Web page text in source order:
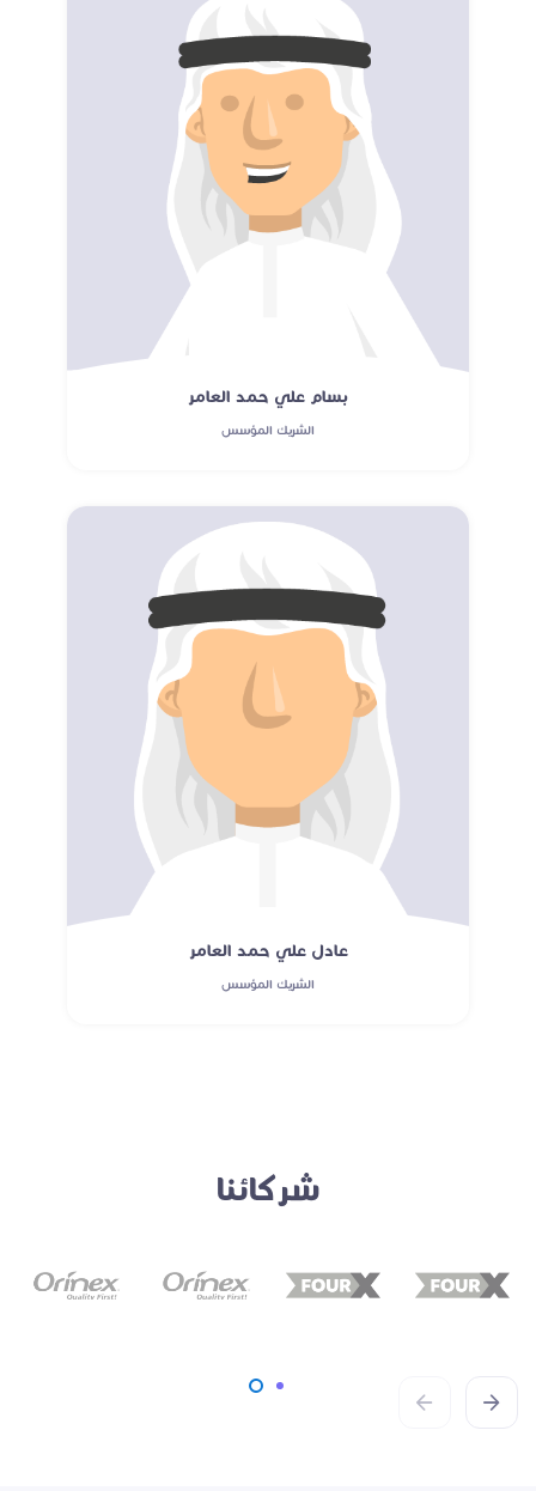
بسام علي حمد العامر
الشريك المؤسس
عادل علي حمد العامر
الشريك المؤسس
شركائنا